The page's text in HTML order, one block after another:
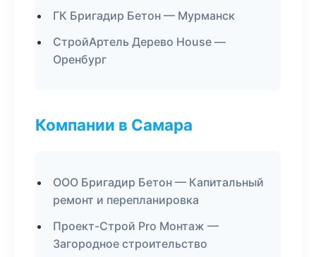
ГК Бригадир Бетон — Мурманск
СтройАртель Дерево House —
Оренбург
Компании в Самара
ООО Бригадир Бетон — Капитальный
ремонт и перепланировка
Проект-Строй Pro Монтаж —
Загородное строительство